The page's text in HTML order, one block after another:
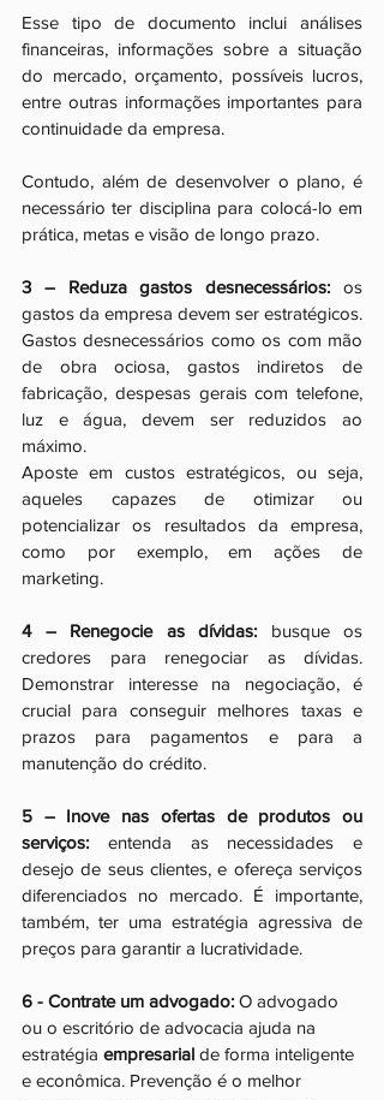
Esse tipo de documento inclui análises
financeiras, informações sobre a situação
do mercado, orçamento, possíveis lucros,
entre outras informações importantes para
continuidade da empresa.
Contudo, além de desenvolver o plano, é
necessário ter disciplina para colocá-lo em
prática, metas e visão de longo prazo.
3 – Reduza gastos desnecessários: os
gastos da empresa devem ser estratégicos.
Gastos desnecessários como os com mão
de obra ociosa, gastos indiretos de
fabricação, despesas gerais com telefone,
luz e água, devem ser reduzidos ao
máximo.
Aposte em custos estratégicos, ou seja,
aqueles capazes de otimizar ou
potencializar os resultados da empresa,
como por exemplo, em ações de
marketing.
4 – Renegocie as dívidas: busque os
credores para renegociar as dívidas.
Demonstrar interesse na negociação, é
crucial para conseguir melhores taxas e
prazos para pagamentos e para a
manutenção do crédito.
5 – Inove nas ofertas de produtos ou
serviços: entenda as necessidades e
desejo de seus clientes, e ofereça serviços
diferenciados no mercado. É importante,
também, ter uma estratégia agressiva de
preços para garantir a lucratividade.
6 - Contrate um advogado: O advogado
ou o escritório de advocacia ajuda na
estratégia empresarial de forma inteligente
e econômica. Prevenção é o melhor